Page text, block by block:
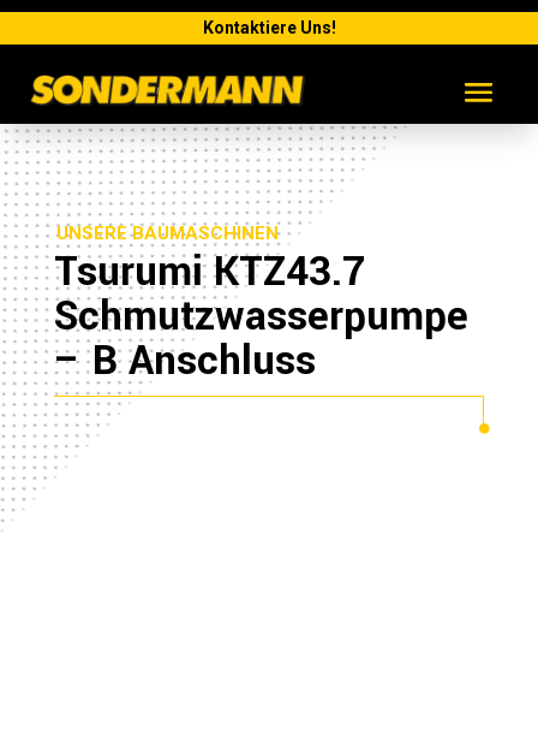
Kontaktiere Uns!
UNSERE BAUMASCHINEN
Tsurumi KTZ43.7
Schmutzwasserpumpe
– B Anschluss